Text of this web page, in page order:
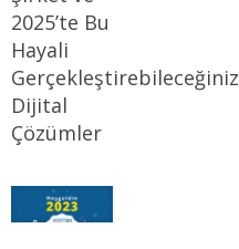
2025’te Bu
Hayali
Gerçekleştirebileceğiniz
Dijital
Çözümler